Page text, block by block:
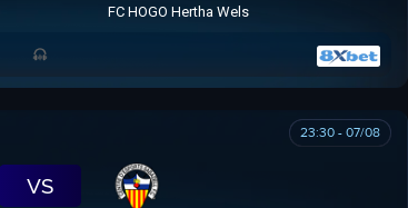
FC HOGO Hertha Wels
23:30 - 07/08
VS